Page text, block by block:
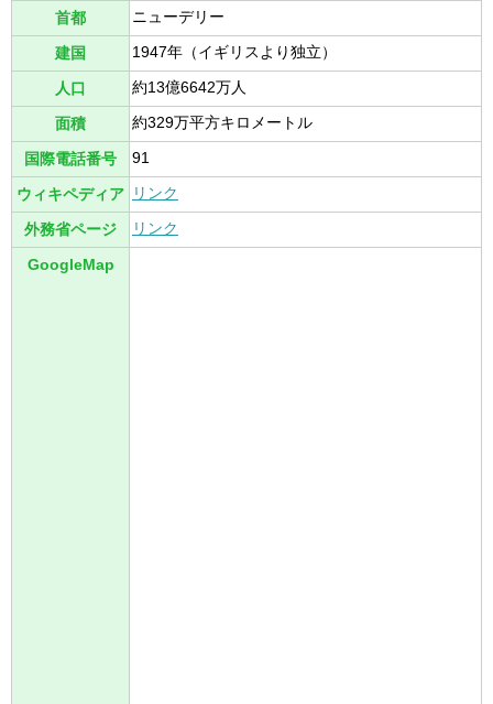
首都 ニューデリー
建国 1947年（イギリスより独立）
人口 約13億6642万人
面積 約329万平方キロメートル
国際電話番号 91
ウィキペディア リンク
外務省ページ リンク
GoogleMap